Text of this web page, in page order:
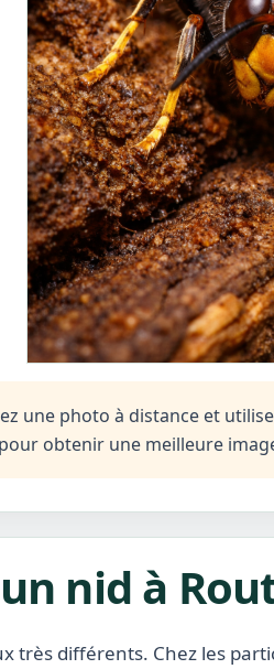
une photo à distance et
obtenir une meilleure
nid à
très différents. Chez les